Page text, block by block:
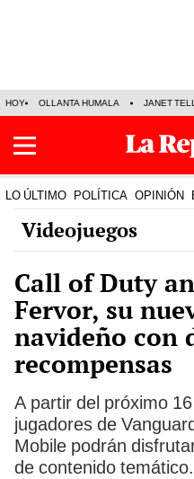
HOY OLLANTA HUMALA JANET
LO ÚLTIMO POLÍTICA OPINIÓN
Videojuegos
Call of Duty
Fervor, su
navideño con
recompensas
A partir del próximo
jugadores de
Mobile podrán
de contenido temático.